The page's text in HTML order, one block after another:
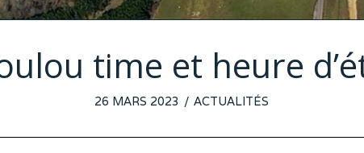
time et heure
POSTED
26 MARS 2023 26
2023
ACTUALITÉS